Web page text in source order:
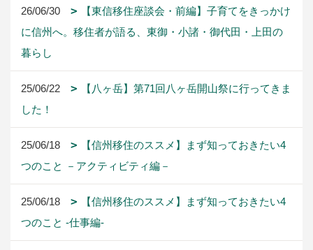
26/06/30
【東信移住座談会・前編】子育てをきっかけ
に信州へ。移住者が語る、東御・小諸・御代田・上田の
暮らし
25/06/22
【八ヶ岳】第71回八ヶ岳開山祭に行ってきま
した！
25/06/18
【信州移住のススメ】まず知っておきたい4
つのこと －アクティビティ編－
25/06/18
【信州移住のススメ】まず知っておきたい4
つのこと -仕事編-